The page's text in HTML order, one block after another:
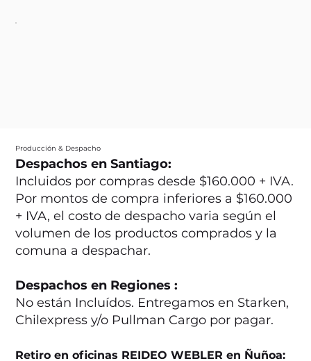
Producción & Despacho
Despachos en Santiago:
Incluidos por compras desde $160.000 + IVA.
Por montos de compra inferiores a $160.000
+ IVA, el costo de despacho varia según el
volumen de los productos comprados y la
comuna a despachar.
Despachos en Regiones :
No están Incluídos. Entregamos en Starken,
Chilexpress y/o Pullman Cargo por pagar.
Retiro en oficinas REIDEO WEBLER en Ñuñoa: